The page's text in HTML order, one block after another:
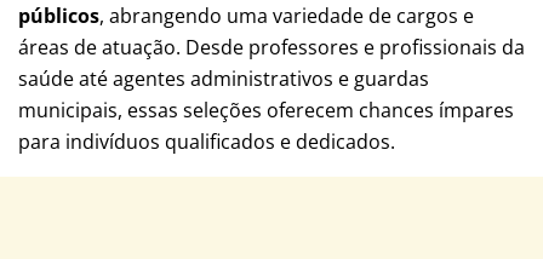
públicos, abrangendo uma variedade de cargos e
áreas de atuação. Desde professores e profissionais da
saúde até agentes administrativos e guardas
municipais, essas seleções oferecem chances ímpares
para indivíduos qualificados e dedicados.